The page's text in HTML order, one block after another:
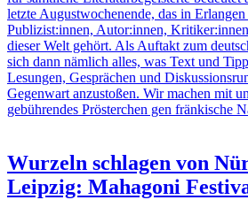
letzte Augustwochenende, das in Erlangen
Publizist:innen, Autor:innen,
dieser Welt gehört. Als Auftakt zum
sich dann nämlich alles, was Text und
Lesungen, Gesprächen und
Gegenwart anzustoßen. Wir machen mit
gebührendes Prösterchen gen fränkische
Wurzeln schlagen von
Leipzig: Mahagoni